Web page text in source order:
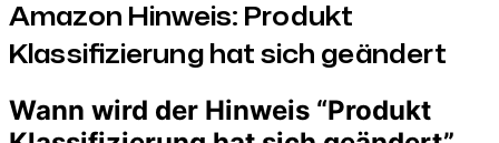
Amazon Hinweis: Produkt
Klassifizierung hat sich geändert
Wann wird der Hinweis “Produkt